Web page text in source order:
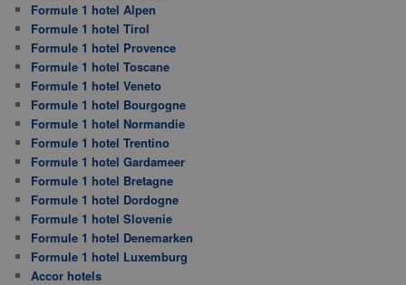
Formule 1 hotel Alpen
Formule 1 hotel Tirol
Formule 1 hotel Provence
Formule 1 hotel Toscane
Formule 1 hotel Veneto
Formule 1 hotel Bourgogne
Formule 1 hotel Normandie
Formule 1 hotel Trentino
Formule 1 hotel Gardameer
Formule 1 hotel Bretagne
Formule 1 hotel Dordogne
Formule 1 hotel Slovenie
Formule 1 hotel Denemarken
Formule 1 hotel Luxemburg
Accor hotels